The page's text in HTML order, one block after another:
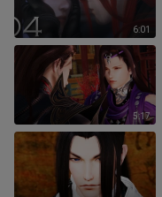
6:01
5:17